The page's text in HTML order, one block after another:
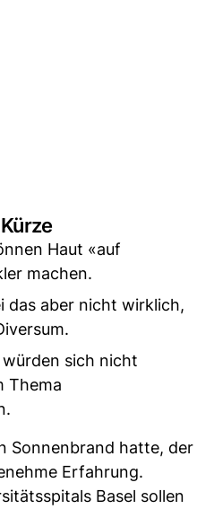
Haut «auf
machen.
das aber nicht wirklich,
sich nicht
Thema
Sonnenbrand hatte, der
Erfahrung.
Basel sollen